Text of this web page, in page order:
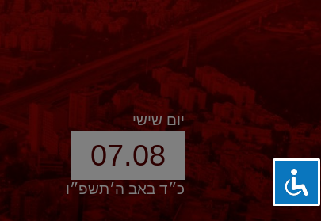
יום שישי
07.08
כ״ד באב ה׳תשפ״ו